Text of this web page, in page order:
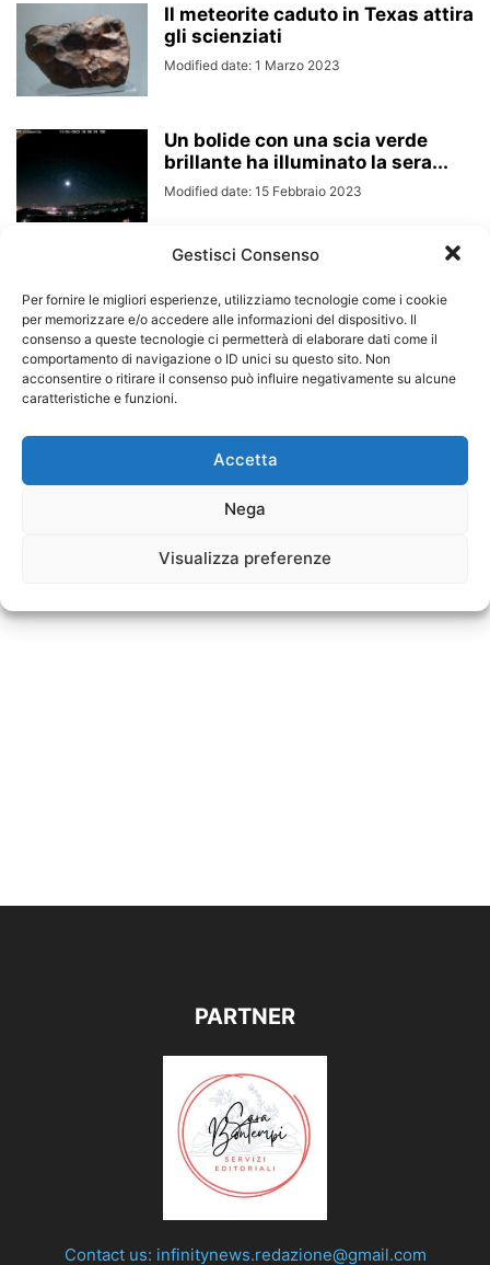
Gestisci Consenso
Per fornire le migliori esperienze, utilizziamo tecnologie come i cookie
per memorizzare e/o accedere alle informazioni del dispositivo. Il
consenso a queste tecnologie ci permetterà di elaborare dati come il
comportamento di navigazione o ID unici su questo sito. Non
acconsentire o ritirare il consenso può influire negativamente su alcune
caratteristiche e funzioni.
Accetta
Nega
Visualizza preferenze
Il meteorite caduto in Texas attira
gli scienziati
Modified date: 1 Marzo 2023
Un bolide con una scia verde
brillante ha illuminato la sera...
Modified date: 15 Febbraio 2023
I droni autonomi imparano a
nascosti
Modified date: 12 Luglio 2021
PARTNER
Contact us: infinitynews.redazione@gmail.com